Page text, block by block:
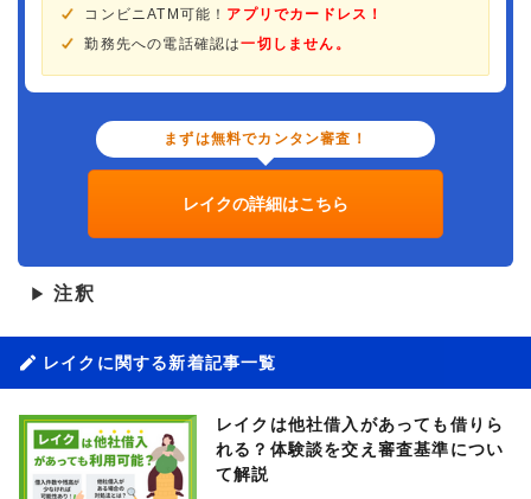
コンビニATM可能！ アプリでカードレス！
勤務先への電話確認は一切しません。
まずは無料でカンタン審査！
レイクの詳細はこちら
▶ 注釈
レイクに関する新着記事一覧
レイクは他社借入があっても借りら
れる？体験談を交え審査基準につい
て解説